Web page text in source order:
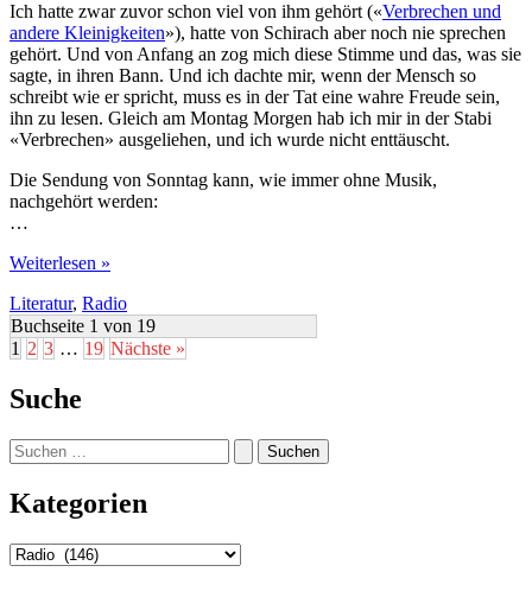
Ich hatte zwar zuvor schon viel von ihm gehört («Verbrechen und
andere Kleinigkeiten»), hatte von Schirach aber noch nie sprechen
gehört. Und von Anfang an zog mich diese Stimme und das, was sie
sagte, in ihren Bann. Und ich dachte mir, wenn der Mensch so
schreibt wie er spricht, muss es in der Tat eine wahre Freude sein,
ihn zu lesen. Gleich am Montag Morgen hab ich mir in der Stabi
«Verbrechen» ausgeliehen, und ich wurde nicht enttäuscht.
Die Sendung von Sonntag kann, wie immer ohne Musik,
nachgehört werden:
…
Ferdinand
Schirach:
Der
Anwalt
die
Sprache
Weiterlesen »
Literatur, Radio
Buchseite 1 von 19
1 2 3 … 19 Nächste »
Suche
Suchen
nach:
Kategorien
Kategorien